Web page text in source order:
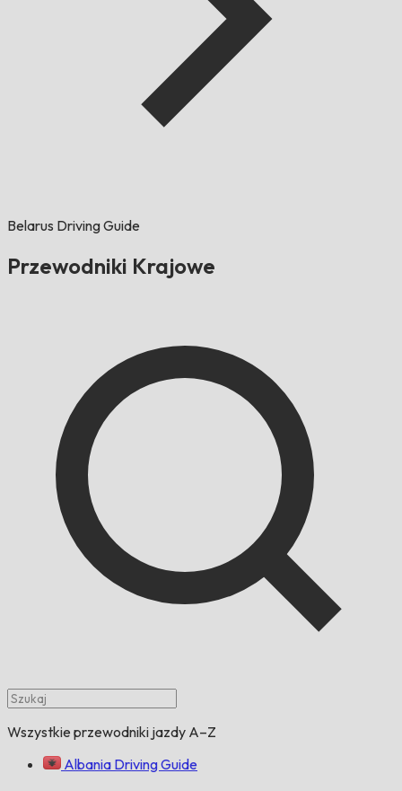
Belarus Driving Guide
Przewodniki Krajowe
Wszystkie przewodniki jazdy A–Z
Albania Driving Guide